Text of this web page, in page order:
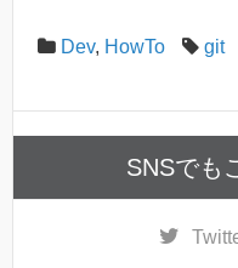
Dev, HowTo git
SNSでも